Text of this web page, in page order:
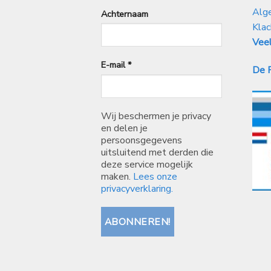
Achternaam
E-mail*
Wij beschermen je privacy
en delen je
persoonsgegevens
uitsluitend met derden die
deze service mogelijk
maken. Lees onze
privacyverklaring.
De